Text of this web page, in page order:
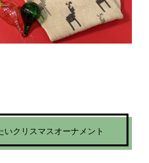
いクリスマスオーナメント